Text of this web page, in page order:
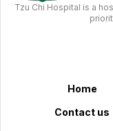
Tzu Chi Hospital is a
Home
Contact us